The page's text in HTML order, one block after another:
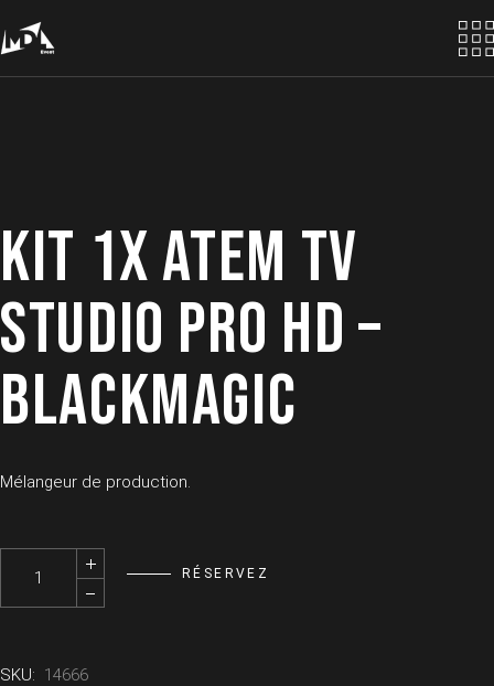
the
content
KIT 1X ATEM TV
STUDIO PRO HD –
BLACKMAGIC
Mélangeur de production.
Kit 1x ATEM TV Studio Pro HD - BLACKMAGIC quantity
RÉSERVEZ
SKU: 14666